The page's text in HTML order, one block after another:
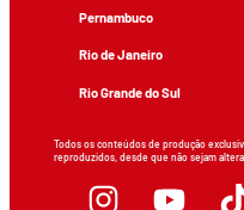
Pernambuco
Rio de Janeiro
Rio Grande do Sul
Todos os conteúdos de produção
reproduzidos, desde que não sejam